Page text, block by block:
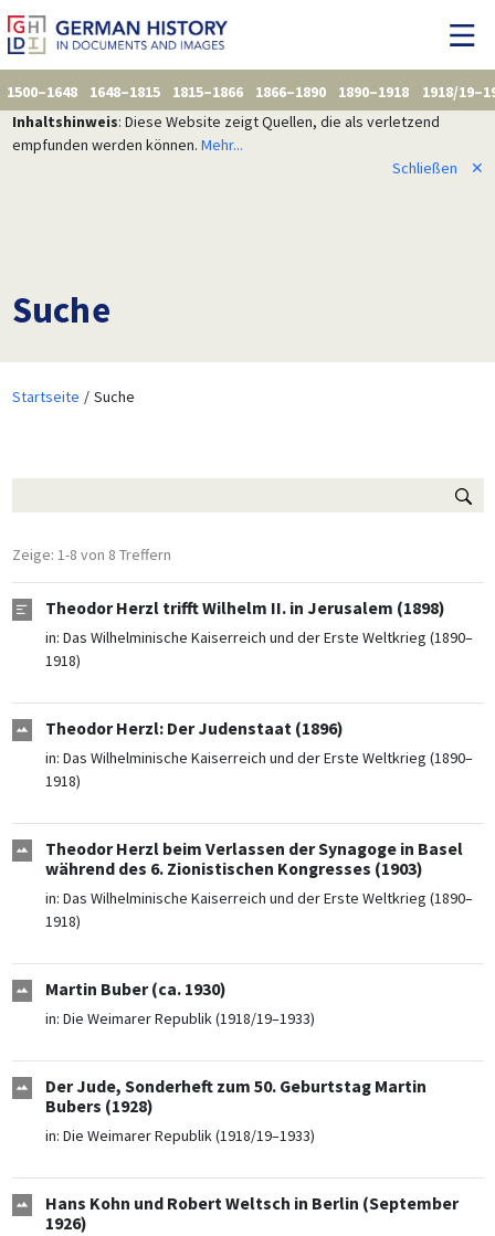
1500–1648 1648–1815 1815–1866 1866–1890 1890–1918
1918/
Inhaltshinweis: Diese Website zeigt Quellen, die als verletzend
empfunden werden können. Mehr...
Schließen
✕
Suche
Startseite Suche
Zeige: 1-8 von 8 Treffern
Theodor Herzl trifft Wilhelm II. in Jerusalem (1898)
in: Das Wilhelminische Kaiserreich und der Erste Weltkrieg (1890–
1918)
Theodor Herzl: Der Judenstaat (1896)
in: Das Wilhelminische Kaiserreich und der Erste Weltkrieg (1890–
1918)
Theodor Herzl beim Verlassen der Synagoge in Basel
während des 6. Zionistischen Kongresses (1903)
in: Das Wilhelminische Kaiserreich und der Erste Weltkrieg (1890–
1918)
Martin Buber (ca. 1930)
in: Die Weimarer Republik (1918/19–1933)
Der Jude, Sonderheft zum 50. Geburtstag Martin
Bubers (1928)
in: Die Weimarer Republik (1918/19–1933)
Hans Kohn und Robert Weltsch in Berlin (September
1926)